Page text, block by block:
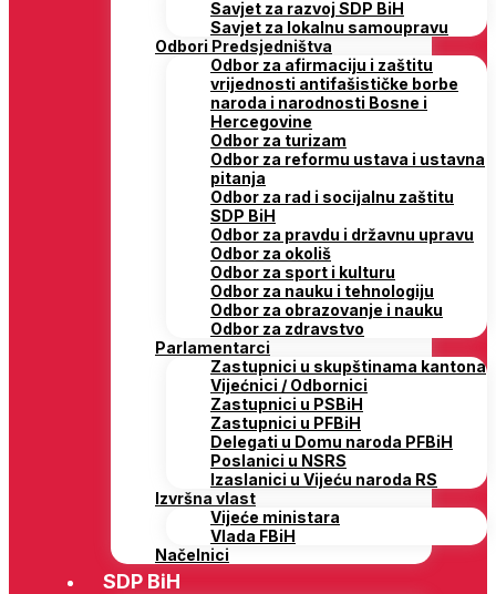
Savjet za razvoj SDP BiH
Savjet za lokalnu samoupravu
Odbori Predsjedništva
Odbor za afirmaciju i zaštitu
vrijednosti antifašističke borbe
naroda i narodnosti Bosne i
Hercegovine
Odbor za turizam
Odbor za reformu ustava i ustavna
pitanja
Odbor za rad i socijalnu zaštitu
SDP BiH
Odbor za pravdu i državnu upravu
Odbor za okoliš
Odbor za sport i kulturu
Odbor za nauku i tehnologiju
Odbor za obrazovanje i nauku
Odbor za zdravstvo
Parlamentarci
Zastupnici u skupštinama kantona
Vijećnici / Odbornici
Zastupnici u PSBiH
Zastupnici u PFBiH
Delegati u Domu naroda PFBiH
Poslanici u NSRS
Izaslanici u Vijeću naroda RS
Izvršna vlast
Vijeće ministara
Vlada FBiH
Načelnici
SDP BiH